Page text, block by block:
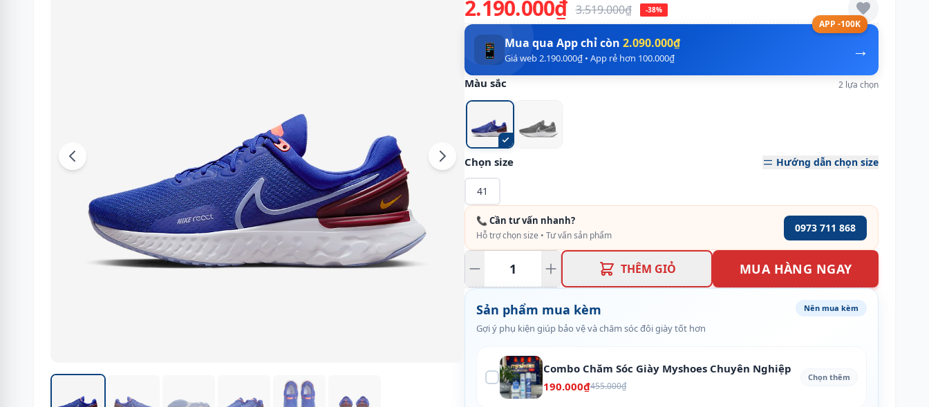
2.190.000₫ 3.519.000₫ -38%
APP -100K
→
📱 Mua qua App chỉ còn 2.090.000₫
Giá web 2.190.000₫ • App rẻ hơn 100.000₫
Màu sắc 2 lựa chọn
Chọn size Hướng dẫn chọn size
41
📞 Cần tư vấn nhanh?
Hỗ trợ chọn size • Tư vấn sản phẩm
0973 711 868
THÊM GIỎ MUA HÀNG NGAY
Sản phẩm mua kèm
Gợi ý phụ kiện giúp bảo vệ và chăm sóc đôi giày tốt hơn
Nên mua kèm
Combo Chăm Sóc Giày Myshoes Chuyên Nghiệp
190.000₫455.000₫
Chọn thêm